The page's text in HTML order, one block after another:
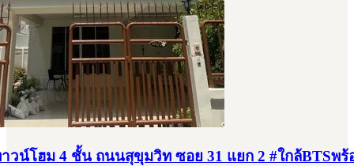
าวน์โฮม 4 ชั้น ถนนสุขุมวิท ซอย 31 แยก 2 #ใกล้BTSพร้